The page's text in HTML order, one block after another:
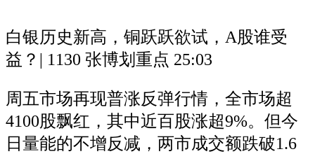
白银历史新高，铜跃跃欲试，A股谁受
益？| 1130 张博划重点 25:03
周五市场再现普涨反弹行情，全市场超
4100股飘红，其中近百股涨超9%。但今
日量能的不增反减，两市成交额跌破1.6